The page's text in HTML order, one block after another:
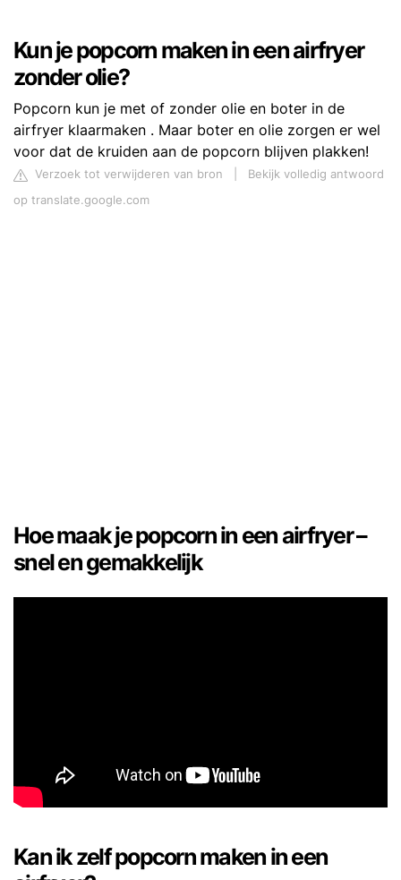
Kun je popcorn maken in een airfryer
zonder olie?
Popcorn kun je met of zonder olie en boter in de
airfryer klaarmaken . Maar boter en olie zorgen er wel
voor dat de kruiden aan de popcorn blijven plakken!
Verzoek tot verwijderen van bron
Bekijk volledig antwoord
op translate.google.com
Hoe maak je popcorn in een airfryer –
snel en gemakkelijk
Kan ik zelf popcorn maken in een